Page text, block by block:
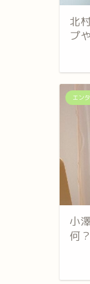
北
プ
エン
小
何